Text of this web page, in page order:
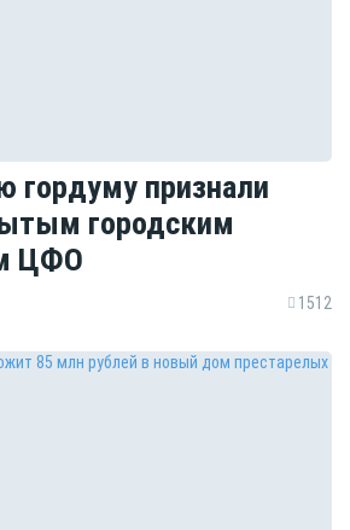
гордуму признали
городским
ЦФО
1512